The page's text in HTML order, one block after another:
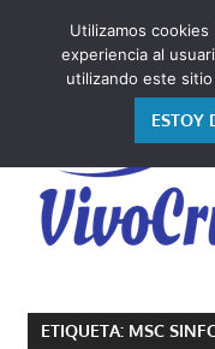
contenido
cruceros
ETIQUETA: MSC
Utilizamos
experiencia al
utilizando este
ESTOY